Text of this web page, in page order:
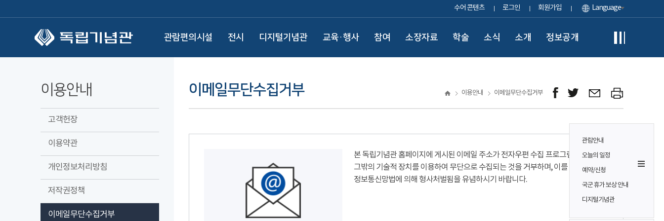
수어 콘텐츠 로그인 회원가입 Language
관람편의시설 전시 디지털기념관 교육·행사 참여 소장자료 학술 소식 소개 정보공개
관람안내
오늘의 일정
예약/신청
국군 휴가 보상 안내
디지털기념관
이용안내
고객헌장
이용약관
개인정보처리방침
저작권정책
이메일무단수집거부
이메일무단수집거부 이용안내 이메일무단수집거부
본 독립기념관 홈페이지에 게시된 이메일 주소가 전자우편 수집 프로그램이나
그밖의 기술적 장치를 이용하여 무단으로 수집되는 것을 거부하며, 이를 위반시
정보통신망법에 의해 형사처벌됨을 유념하시기 바랍니다.